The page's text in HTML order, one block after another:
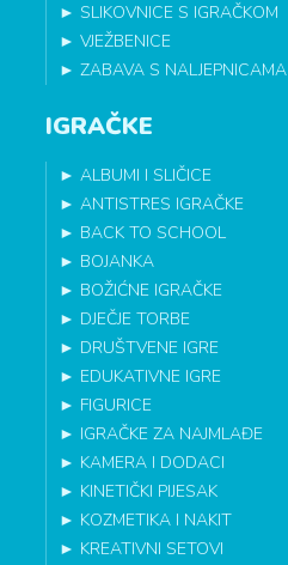
►SLIKOVNICE S IGRAČKOM
►VJEŽBENICE
►ZABAVA S NALJEPNICAMA
IGRAČKE
►ALBUMI I SLIČICE
►ANTISTRES IGRAČKE
► BACK TO SCHOOL
► BOJANKA
► BOŽIĆNE IGRAČKE
► DJEČJE TORBE
► DRUŠTVENE IGRE
► EDUKATIVNE IGRE
► FIGURICE
► IGRAČKE ZA NAJMLAĐE
► KAMERA I DODACI
► KINETIČKI PIJESAK
► KOZMETIKA I NAKIT
► KREATIVNI SETOVI